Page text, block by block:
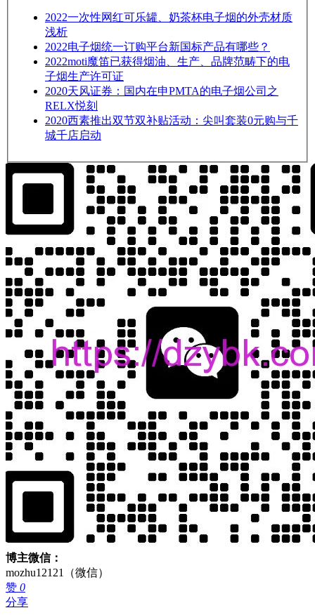
2022一次性网红可乐罐、奶茶杯电子烟的外壳材质
浅析
2022电子烟统一订购平台新国标产品有哪些？
2022moti魔笛已获得烟油、生产、品牌范畴下的电
子烟生产许可证
2020天风证券：国内在申PMTA的电子烟公司之
RELX悦刻
2020西素推出双节双补贴活动：尖叫套装0元购与千
城千店启动
博主微信：
mozhu12121（微信）
赞 0
分享